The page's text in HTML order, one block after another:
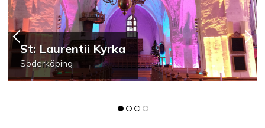
St: Laurentii Kyrka
Söderköping